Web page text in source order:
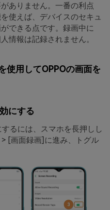
ありません。一番の利点
使えば、デバイスのセキュ
できる点です。録画中に
情報は記録されません。
使用してOPPOの画面を
にする
るには、スマホを長押しし
[画面録画] に進み、トグル